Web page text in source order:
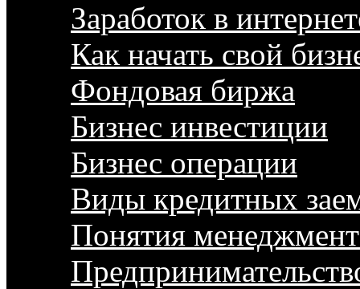
Заработок в
Как начать свой
Фондовая биржа
Бизнес инвестиции
Бизнес операции
Виды кредитных
Понятия